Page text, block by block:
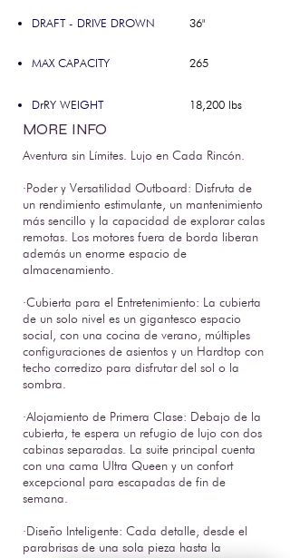
DRAFT - DRIVE DROWN
MAX CAPACITY
DrRY WEIGHT
36"
265
18,200 lbs
MORE INFO
Aventura sin Límites. Lujo en Cada Rincón.
·Poder y Versatilidad Outboard: Disfruta de
un rendimiento estimulante, un mantenimiento
más sencillo y la capacidad de explorar calas
remotas. Los motores fuera de borda liberan
además un enorme espacio de
almacenamiento.
·Cubierta para el Entretenimiento: La cubierta
de un solo nivel es un gigantesco espacio
social, con una cocina de verano, múltiples
configuraciones de asientos y un Hardtop con
techo corredizo para disfrutar del sol o la
sombra.
·Alojamiento de Primera Clase: Debajo de la
cubierta, te espera un refugio de lujo con dos
cabinas separadas. La suite principal cuenta
con una cama Ultra Queen y un confort
excepcional para escapadas de fin de
semana.
·Diseño Inteligente: Cada detalle, desde el
parabrisas de una sola pieza hasta la